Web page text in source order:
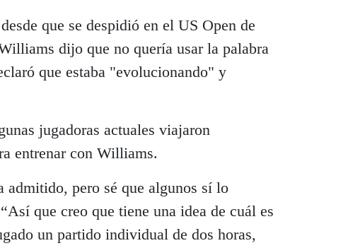
que se despidió en el US Open de
dijo que no quería usar la palabra
que estaba "evolucionando" y
jugadoras actuales viajaron
entrenar con Williams.
admitido, pero sé que algunos sí lo
que creo que tiene una idea de cuál es
un partido individual de dos horas,